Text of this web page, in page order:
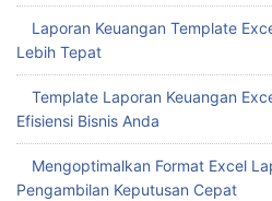
Laporan Keuangan Template
Lebih Tepat
Template Laporan Keuangan
Efisiensi Bisnis Anda
Mengoptimalkan Format Excel
Pengambilan Keputusan Cepat